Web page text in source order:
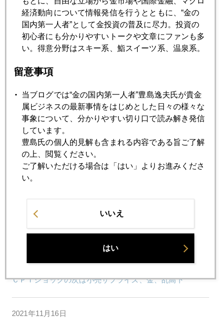
突発的要因、南アで新型コロナ、市場は混乱
2021年11月25日
大物ハト派の変心、利上げ警戒感強まる
パウエル再任、貴金属価格暴落
2021年11月22日
欧州で感染再拡大
2021年11月19日
最新のＮＹ金市場の話題とは
ＣＰＩショックの次は小売サプライズ、金、乱高下
2021年11月16日
経済動向について情報発信を行うとともに、“金の
国内第一人者”として金投資の普及に尽力。投資の
初心者にも分かりやすいトークや文章にファンも多
い。得意分野はスキー系、鮨スイーツ系、温泉系。
留意事項
当ブログでは“金の国内第一人者”豊島逸夫氏が貴金
属ビジネスの最新事情をはじめとした日々の様々な
事象について、分かりやすい切り口で読み解き発信
しています。
豊島氏の個人的見解も含まれる内容である旨ご了解
の上、閲覧ください。
ご了解いただける場合は「はい」よりお進みくださ
い。
いいえ
はい